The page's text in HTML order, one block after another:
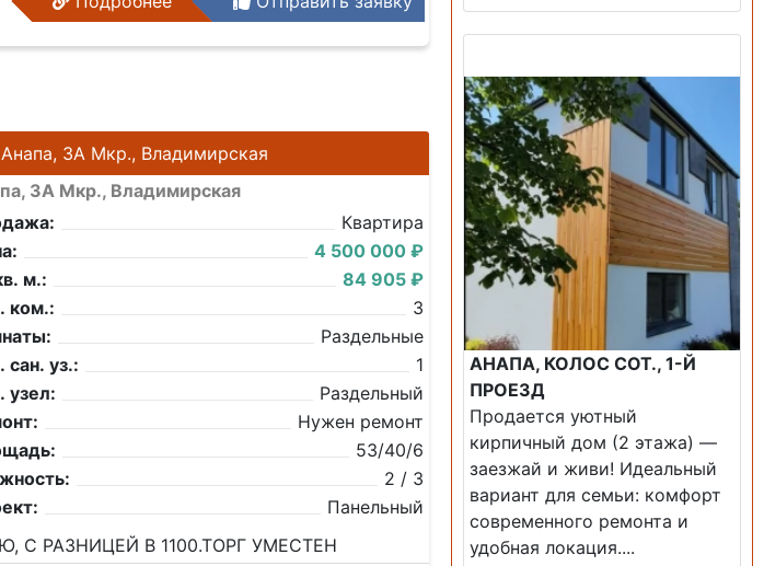
Анапа, 3А Мкр., Владимирская
3А Мкр., Владимирская
Квартира
4 500 000 ₽
м.:
84 905 ₽
ком.:
3
Раздельные
сан. уз.:
1
узел:
Раздельный
Нужен ремонт
53/40/6
2 / 3
Панельный
РАЗНИЦЕЙ В 1100.ТОРГ УМЕСТЕН
АНАПА, КОЛОС СОТ., 1-Й
ПРОЕЗД
Продается уютный
кирпичный дом (2 этажа) —
заезжай и живи! ​Идеальный
вариант для семьи: комфорт
современного ремонта и
удобная локация....